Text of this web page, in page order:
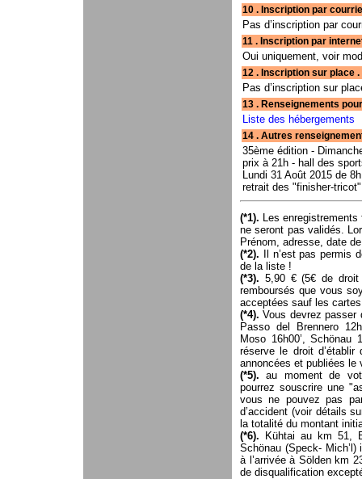
10 . Inscription par courrier
Pas d’inscription par
11 . Inscription par
Oui uniquement, voir
12 . Inscription sur place . .
Pas d’inscription sur
13 . Renseignements pour
Liste des hébergements
14 . Autres renseignements
35ème édition -
prix à 21h - hall des
Lundi 31 Août 2015 de
retrait des "finisher-tricot"
(*1). Les
ne seront pas validés.
Prénom, adresse, date
(*2). Il n’est pas permis
de la liste !
(*3). 5,90 € (5€ de
remboursés que vous
acceptées sauf les
(*4). Vous devrez passer
Passo del Brennero
Moso 16h00’, Schönau
réserve le droit
annoncées et publiées le
(*5). au moment de
pourrez souscrire une
vous ne pouvez pas
d’accident (voir détails
la totalité du montant
(*6). Kühtai au km 51,
Schönau (Speck-
à l’arrivée à Sölden km
de disqualification